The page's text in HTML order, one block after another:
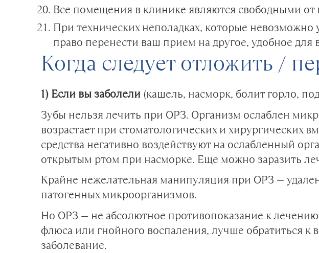
Все помещения в клинике являются свободными
При технических неполадках, которые невозможно
право перенести ваш прием на другое, удобное для
Когда следует отложить /
1) Если вы заболели (кашель, насморк, болит горло,
Зубы нельзя лечить при ОРЗ. Организм ослаблен
возрастает при стоматологических и хирургических
средства негативно воздействуют на ослабленный
открытым ртом при насморке. Еще можно заразить
Крайне нежелательная манипуляция при ОРЗ —
патогенных микроорганизмов.
Но ОРЗ — не абсолютное противопоказание к лечению
флюса или гнойного воспаления, лучше обратиться к
заболевание.